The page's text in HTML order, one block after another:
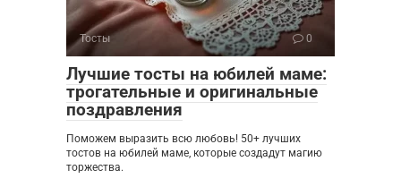
Тосты 0
Лучшие тосты на юбилей маме:
трогательные и оригинальные
поздравления
Поможем выразить всю любовь! 50+ лучших
тостов на юбилей маме, которые создадут магию
торжества.